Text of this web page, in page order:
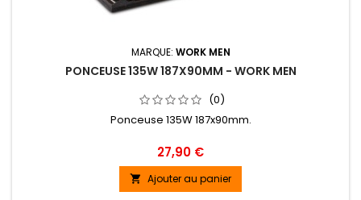
MARQUE: WORK MEN
PONCEUSE 135W 187X90MM - WORK MEN
(0)
Ponceuse 135W 187x90mm.
Prix
27,90 €
 Ajouter au panier